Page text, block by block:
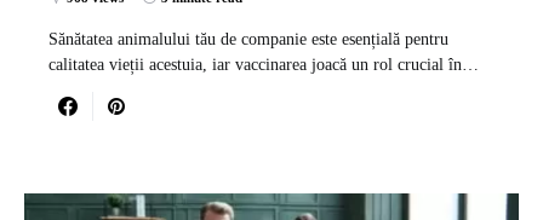
Sănătatea animalului tău de companie este esențială pentru
calitatea vieții acestuia, iar vaccinarea joacă un rol crucial în…